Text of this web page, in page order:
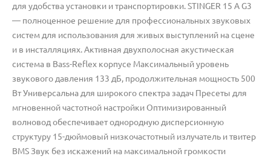
для удобства установки и транспортировки. STINGER 15 A G3
— полноценное решение для профессиональных звуковых
систем для использования для живых выступлений на сцене
и в инсталляциях. Активная двухполосная акустическая
система в Bass-Reflex корпусе Максимальный уровень
звукового давления 133 дБ, продолжительная мощность 500
Вт Универсальна для широкого спектра задач Пресеты для
мгновенной частотной настройки Оптимизированный
волновод обеспечивает однородную дисперсионную
структуру 15-дюймовый низкочастотный излучатель и твитер
BMS Звук без искажений на максимальной громкости